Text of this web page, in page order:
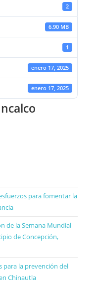
2
6.90 MB
1
enero 17, 2025
enero 17, 2025
para fomentar la
de la Semana Mundial
de Concepción,
para la prevención del
Chinautla